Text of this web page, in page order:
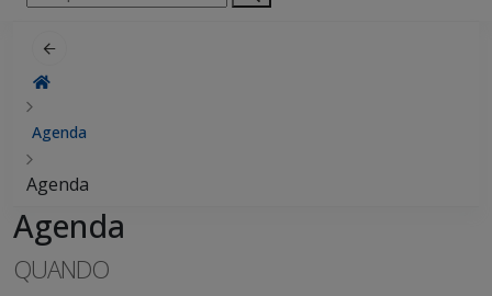
por:
Agenda
Agenda
Agenda
QUANDO